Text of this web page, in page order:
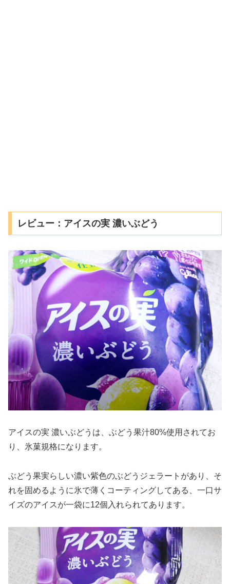
レビュー：アイスの実 濃いぶどう
アイスの実 濃いぶどうは、ぶどう果汁80%使用されてお
り、氷菓規格になります。
ぶどう果実らしい濃い紫色のぶどうジェラートがあり、そ
れを固めるように氷で薄くコーティングしてある、一口サ
イズのアイスが一袋に12個入れられてあります。